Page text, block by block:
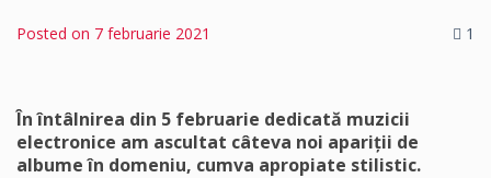
Posted on 7 februarie 2021 1
În întâlnirea din 5 februarie dedicată muzicii
electronice am ascultat câteva noi apariții de
albume în domeniu, cumva apropiate stilistic.